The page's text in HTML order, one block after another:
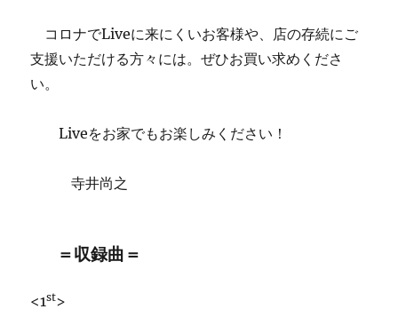
部
也
コロナでLiveに来にくいお客様や、店の存続にご
支援いただける方々には。ぜひお買い求めくださ
い。
Liveをお家でもお楽しみください！
寺井尚之
＝収録曲＝
<1st>